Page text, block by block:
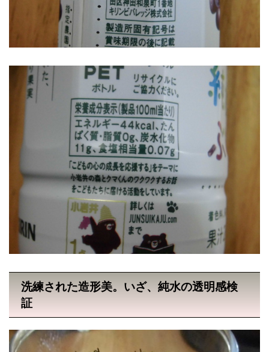
洗練された造形美。いざ、純水の透明感検
証